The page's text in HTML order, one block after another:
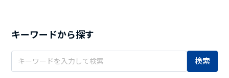
キーワードから探す
検索